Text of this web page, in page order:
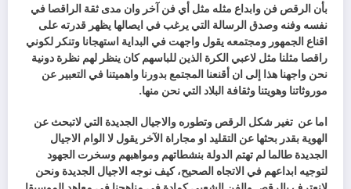
بأن الرقص فن وابداع مثله مثل أي فن آخر وان مدى ثقة الراقصا في
نفسه وفنه وصدق الرسالة التي يرغب في ايصالها يظهر قدرته على
اقناع الجمهور ومجتمعه يقول واجهت في البداية استهجانا وتنكر لكوني
راقصا مثلنا مثل لاعبي الكرة الذين للباسهم كان ينظر لهم نظرة دونية
نحن واجهنا هذا إلى ان أقنعنا المجتمع بدورنا واهميتنا في التعبير عن
موروثاتنا وهويتنا وثقافة البلاد التي نحن منها.
اما عن تغير شكل الرقص وتطوره والاجيال الجديدة التي لاتبحث عن
الهوية بقدر بحثها عن التقليد او مجاراة الآخر يقول لا الوام الاجيال
الجديدة طالما لم تهتم الدولة بنشطاتهم ومواهبهم وسخرت الجهود
لتوجيه ابداعهم في الاتجاه الصحيح، كيف نوجه الاجيال الجديدة ونحن